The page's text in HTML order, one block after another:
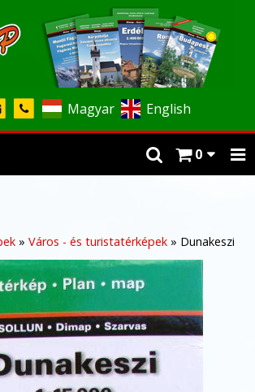
Magyar English
0
» Város - és turistatérképek » Dunakeszi